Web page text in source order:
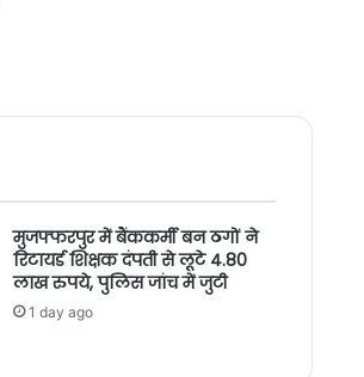
मुजफ्फरपुर में बैंककर्मी बन ठगों ने
रिटायर्ड शिक्षक दंपती से लूटे 4.80
लाख रुपये, पुलिस जांच में जुटी
1 day ago